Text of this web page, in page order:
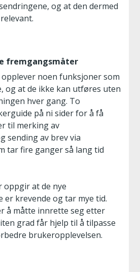
og at den dermed
fremgangsmåter
noen funksjoner som
og at de ikke kan utføres uten
hver gang. To
på ni sider for å få
til merking av
sending av brev via
tar fire ganger så lang tid
at de nye
er krevende og tar mye tid.
å måtte innrette seg etter
grad får hjelp til å tilpasse
brukeropplevelsen.